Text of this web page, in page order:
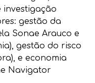
investigação
gestão da
Sonae Arauco e
gestão do risco
e economia
Navigator